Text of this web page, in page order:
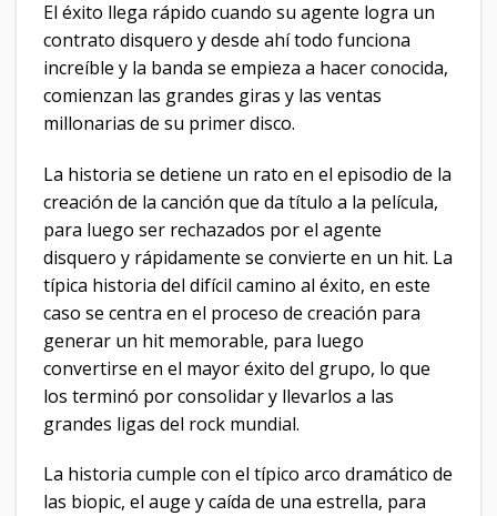
El éxito llega rápido cuando su agente logra un
contrato disquero y desde ahí todo funciona
increíble y la banda se empieza a hacer conocida,
comienzan las grandes giras y las ventas
millonarias de su primer disco.
La historia se detiene un rato en el episodio de la
creación de la canción que da título a la película,
para luego ser rechazados por el agente
disquero y rápidamente se convierte en un hit. La
típica historia del difícil camino al éxito, en este
caso se centra en el proceso de creación para
generar un hit memorable, para luego
convertirse en el mayor éxito del grupo, lo que
los terminó por consolidar y llevarlos a las
grandes ligas del rock mundial.
La historia cumple con el típico arco dramático de
las biopic, el auge y caída de una estrella, para